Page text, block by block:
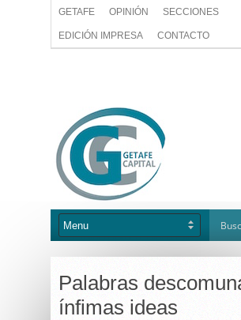
GETAFE OPINIÓN SECCIONES
EDICIÓN IMPRESA CONTACTO
Palabras
ínfimas ideas